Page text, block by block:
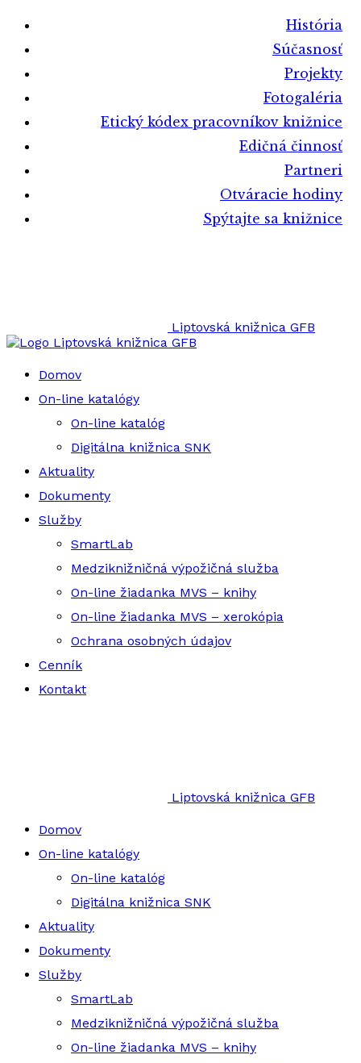
História
Súčasnosť
Projekty
Fotogaléria
Etický kódex pracovníkov knižnice
Edičná činnosť
Partneri
Otváracie hodiny
Spýtajte sa knižnice
Liptovská knižnica GFB
Liptovská knižnica GFB
Domov
On-line katalógy
On-line katalóg
Digitálna knižnica SNK
Aktuality
Dokumenty
Služby
SmartLab
Medziknižničná výpožičná služba
On-line žiadanka MVS – knihy
On-line žiadanka MVS – xerokópia
Ochrana osobných údajov
Cenník
Kontakt
Liptovská knižnica GFB
Domov
On-line katalógy
On-line katalóg
Digitálna knižnica SNK
Aktuality
Dokumenty
Služby
SmartLab
Medziknižničná výpožičná služba
On-line žiadanka MVS – knihy